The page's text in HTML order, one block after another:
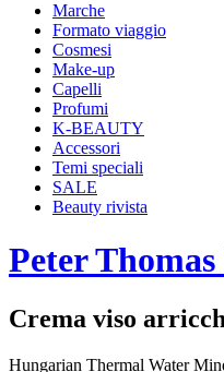
Marche
Formato viaggio
Cosmesi
Make-up
Capelli
Profumi
K-BEAUTY
Accessori
Temi speciali
SALE
Beauty rivista
Peter
Crema viso
Hungarian Thermal Water